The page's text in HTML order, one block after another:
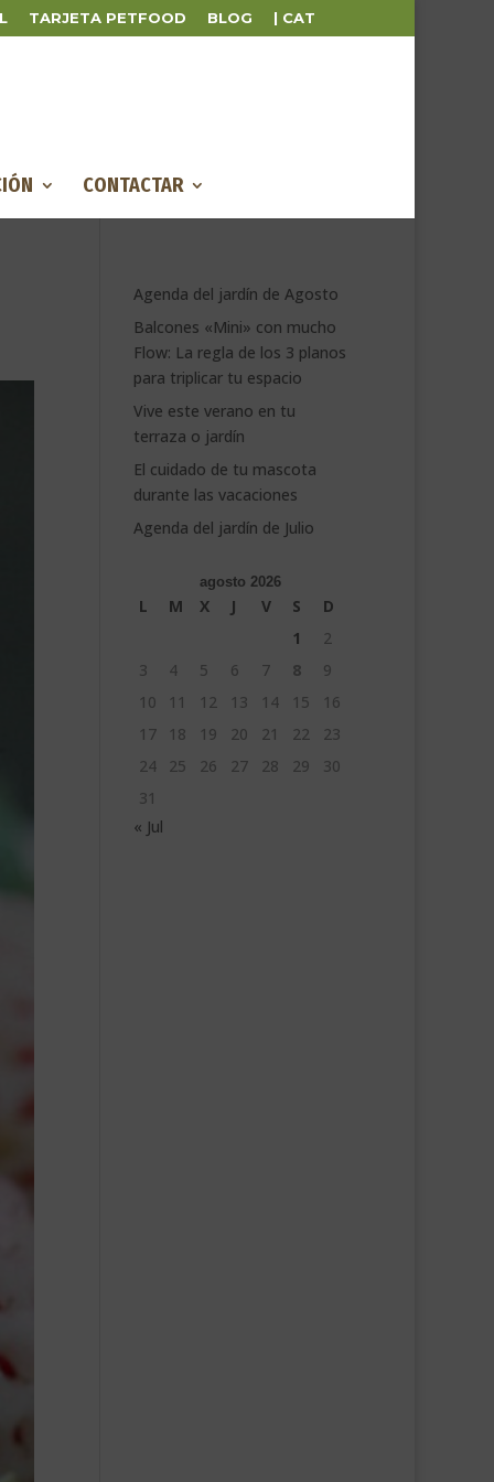
TARJETA PETFOOD BLOG | CAT
CONTACTAR
Agenda del jardín de Agosto
Balcones «Mini» con mucho
Flow: La regla de los 3 planos
para triplicar tu espacio
Vive este verano en tu
terraza o jardín
El cuidado de tu mascota
durante las vacaciones
Agenda del jardín de Julio
agosto 2026
L M X J V S
D
1
2
3
4 5 6 7 8
9
10
11 12 13 14 15
16
17
18 19 20 21 22
23
24
25 26 27 28 29
30
31
« Jul